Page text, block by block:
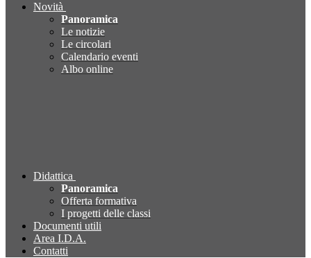
Novità
Panoramica
Le notizie
Le circolari
Calendario eventi
Albo online
Didattica
Panoramica
Offerta formativa
I progetti delle classi
Documenti utili
Area I.D.A.
Contatti